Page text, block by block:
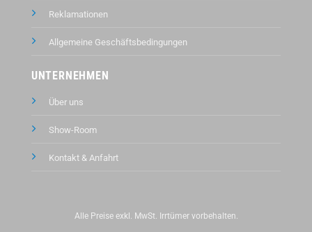
Reklamationen
Allgemeine Geschäftsbedingungen
UNTERNEHMEN
Über uns
Show-Room
Kontakt & Anfahrt
Alle Preise exkl. MwSt. Irrtümer vorbehalten.